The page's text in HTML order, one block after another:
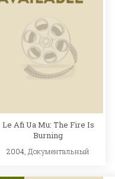
Le Afi Ua Mu: The Fire Is
Burning
2004, Документальный